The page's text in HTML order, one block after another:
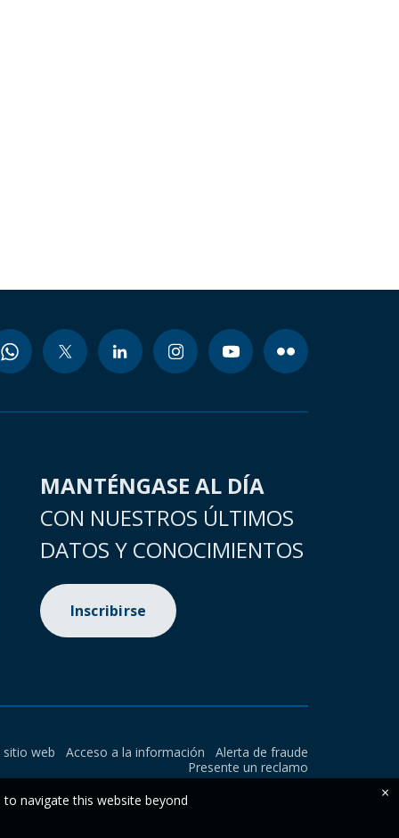
MANTÉNGASE AL DÍA
CON NUESTROS ÚLTIMOS
DATOS Y CONOCIMIENTOS
Inscribirse
sitio web Acceso a la información
Alerta de fraude
Presente un reclamo
navigate this website beyond
×